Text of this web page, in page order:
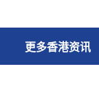
更多香港资讯